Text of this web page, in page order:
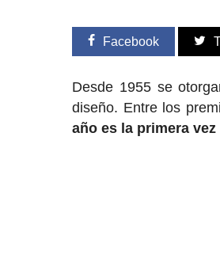
Facebook
Desde 1955 se
diseño. Entre los
año es la primera